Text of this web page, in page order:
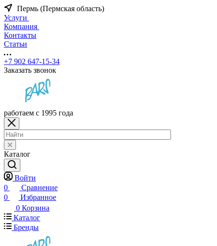
Пермь (Пермская область)
Услуги
Компания
Контакты
Статьи
+7 902 647-15-34
Заказать звонок
работаем с 1995 года
Каталог
Войти
0
Сравнение
0
Избранное
0 Корзина
Каталог
Бренды